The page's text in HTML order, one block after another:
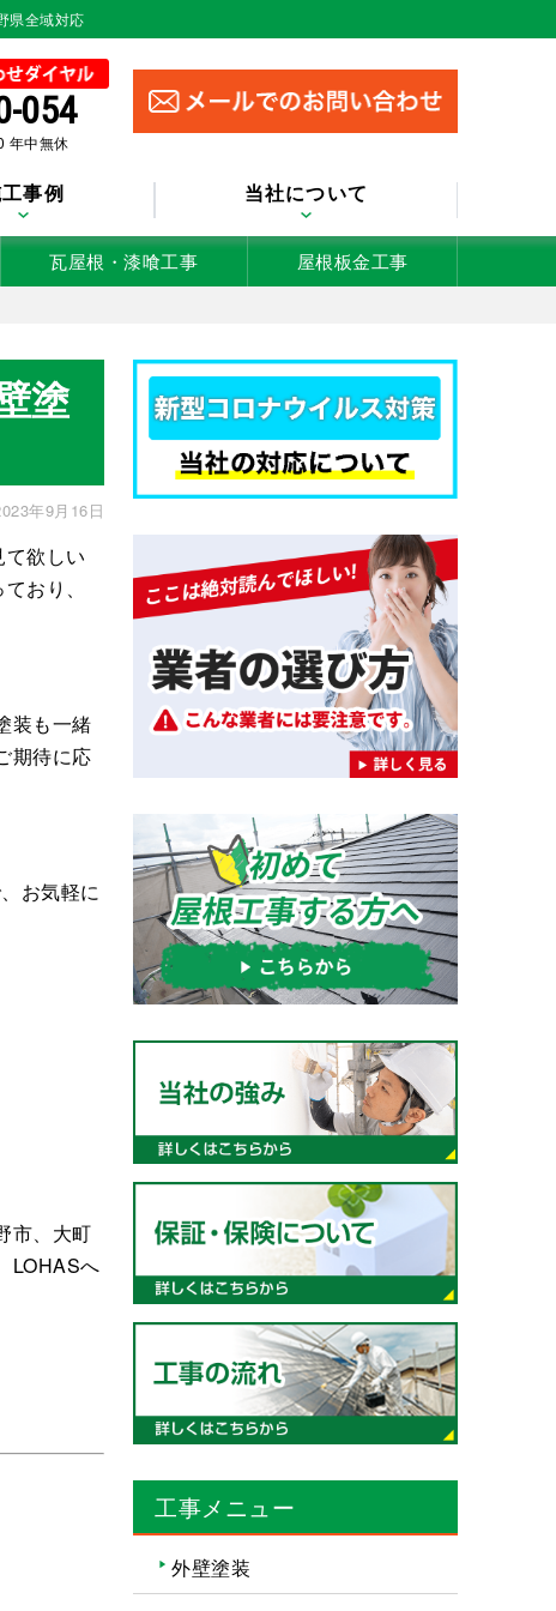
県全域対応
054
年中無休
事例 当社について
瓦屋根・漆喰工事 屋根板金工事
塗
年9月16日
欲しい
おり、
装も一緒
期待に応
お気軽に
市、大町
LOHASへ
工事メニュー
外壁塗装